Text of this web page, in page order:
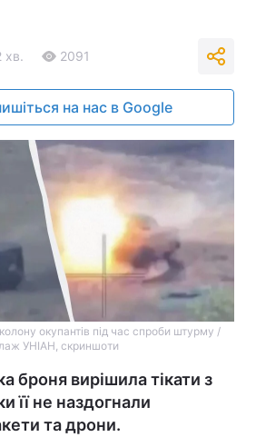
хв. 2091
на нас в Google
окупантів під час спроби штурму /
УНІАН, скриншоти
броня вирішила тікати з
її не наздогнали
та дрони.